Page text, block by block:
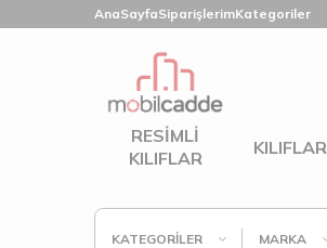
AnaSayfaSiparişlerimKategoriler
RESIMLI
KILIFLAR
KILIFLAR
KATEGORILER MARKA